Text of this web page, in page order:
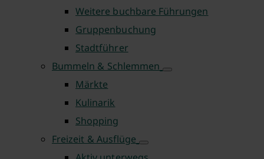
Weitere buchbare Führungen
Gruppenbuchung
Stadtführer
Bummeln & Schlemmen
Märkte
Kulinarik
Shopping
Freizeit & Ausflüge